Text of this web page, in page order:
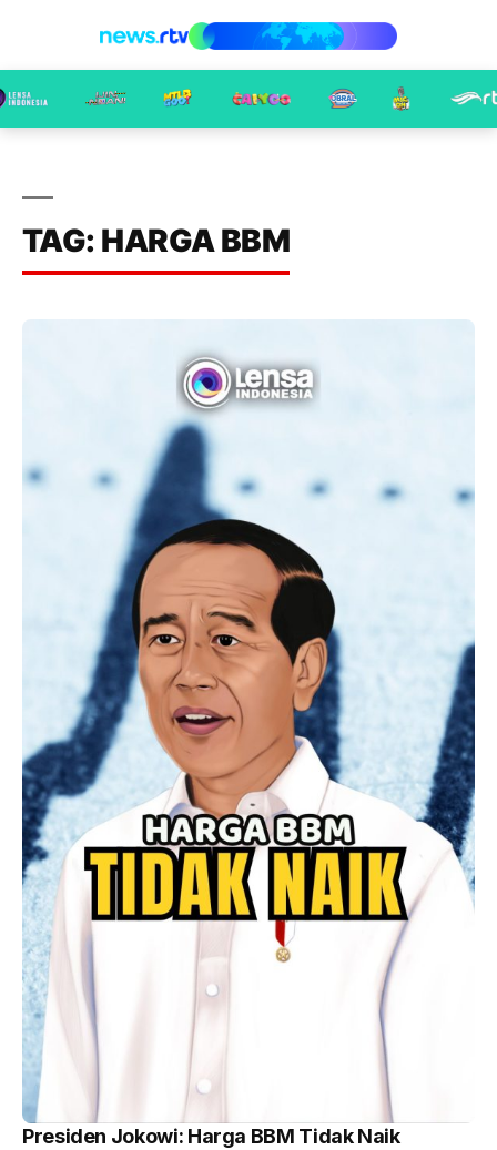
TAG: HARGA BBM
Presiden Jokowi: Harga BBM Tidak Naik